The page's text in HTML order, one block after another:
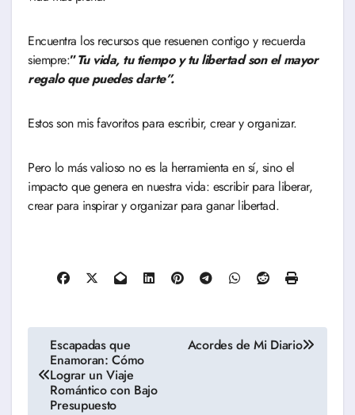
Encuentra los recursos que resuenen contigo y recuerda
siempre:”Tu vida, tu tiempo y tu libertad son el mayor
regalo que puedes darte”.
Estos son mis favoritos para escribir, crear y organizar.
Pero lo más valioso no es la herramienta en sí, sino el
impacto que genera en nuestra vida: escribir para liberar,
crear para inspirar y organizar para ganar libertad.
Navegación
de
entradas
Escapadas que
Enamoran: Cómo
Lograr un Viaje
Romántico con Bajo
Presupuesto
Acordes de Mi Diario